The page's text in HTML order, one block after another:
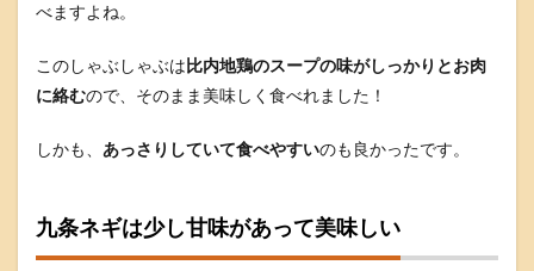
用
て
ネ
ッ
シ
プ
で
購
べますよね。
このしゃぶしゃぶは比内地鶏のスープの味がしっかりとお肉
に絡むので、そのまま美味しく食べれました！
しかも、 あっさりしていて食べやすいのも良かったです。
九条ネギは少し甘味があって美味しい